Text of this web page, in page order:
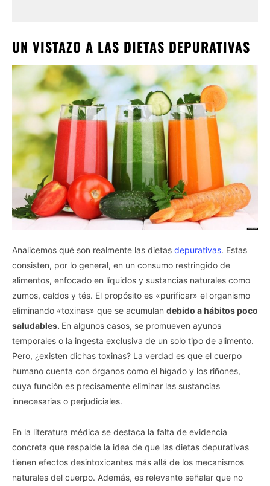
UN VISTAZO A LAS DIETAS DEPURATIVAS
Analicemos qué son realmente las dietas depurativas. Estas
consisten, por lo general, en un consumo restringido de
alimentos, enfocado en líquidos y sustancias naturales como
zumos, caldos y tés. El propósito es «purificar» el organismo
eliminando «toxinas» que se acumulan debido a hábitos poco
saludables. En algunos casos, se promueven ayunos
temporales o la ingesta exclusiva de un solo tipo de alimento.
Pero, ¿existen dichas toxinas? La verdad es que el cuerpo
humano cuenta con órganos como el hígado y los riñones,
cuya función es precisamente eliminar las sustancias
innecesarias o perjudiciales.
En la literatura médica se destaca la falta de evidencia
concreta que respalde la idea de que las dietas depurativas
tienen efectos desintoxicantes más allá de los mecanismos
naturales del cuerpo. Además, es relevante señalar que no